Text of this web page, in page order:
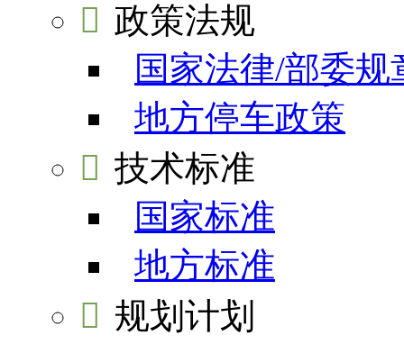
 政策法规
国家法律/部委规
地方停车政策
 技术标准
国家标准
地方标准
 规划计划